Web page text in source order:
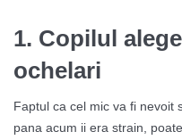
1. Copilul
ochelari
Faptul ca cel mic va fi nevoit
pana acum ii era strain,